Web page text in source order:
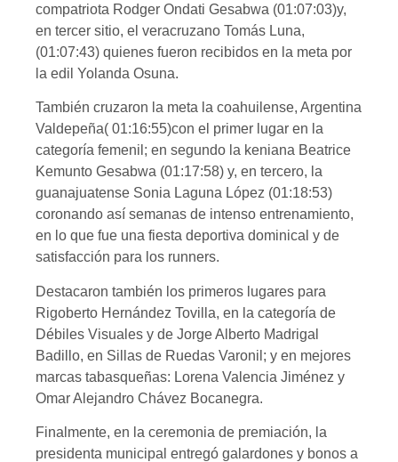
compatriota Rodger Ondati Gesabwa (01:07:03)y,
en tercer sitio, el veracruzano Tomás Luna,
(01:07:43) quienes fueron recibidos en la meta por
la edil Yolanda Osuna.
También cruzaron la meta la coahuilense, Argentina
Valdepeña( 01:16:55)con el primer lugar en la
categoría femenil; en segundo la keniana Beatrice
Kemunto Gesabwa (01:17:58) y, en tercero, la
guanajuatense Sonia Laguna López (01:18:53)
coronando así semanas de intenso entrenamiento,
en lo que fue una fiesta deportiva dominical y de
satisfacción para los runners.
Destacaron también los primeros lugares para
Rigoberto Hernández Tovilla, en la categoría de
Débiles Visuales y de Jorge Alberto Madrigal
Badillo, en Sillas de Ruedas Varonil; y en mejores
marcas tabasqueñas: Lorena Valencia Jiménez y
Omar Alejandro Chávez Bocanegra.
Finalmente, en la ceremonia de premiación, la
presidenta municipal entregó galardones y bonos a